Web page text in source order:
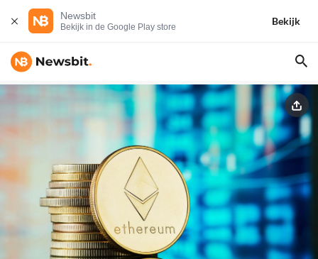
Newsbit
Bekijk in de Google Play store
Bekijk